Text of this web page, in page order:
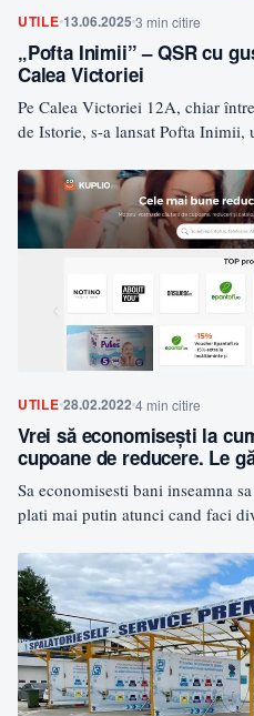
UTILE 13.06.2025 3 min citire
„Pofta Inimii” – QSR cu
Calea Victoriei
Pe Calea Victoriei 12A, chiar
de Istorie, s-a lansat Pofta
UTILE 28.02.2022 4 min citire
Vrei să economisești la
cupoane de reducere. Le
Sa economisesti bani inseamna
plati mai putin atunci cand faci